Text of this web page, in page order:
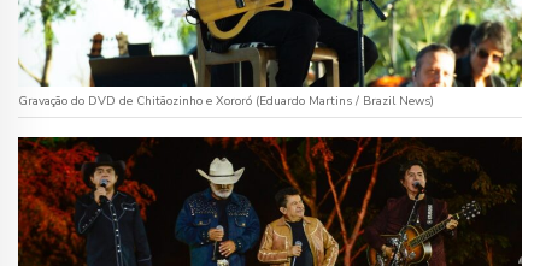
Gravação do DVD de Chitãozinho e Xororó (Eduardo Martins / Brazil News)